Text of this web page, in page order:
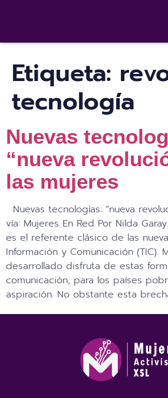
Etiqueta:
tecnología
Nuevas
“nueva
las mujeres
Nuevas tecnologías: “nueva
vía: Mujeres En Red Por Nilda
es el referente clásico de las
Información y Comunicación (TIC).
desarrollado disfruta de estas
comunicación, para los países
aspiración. No obstante esta